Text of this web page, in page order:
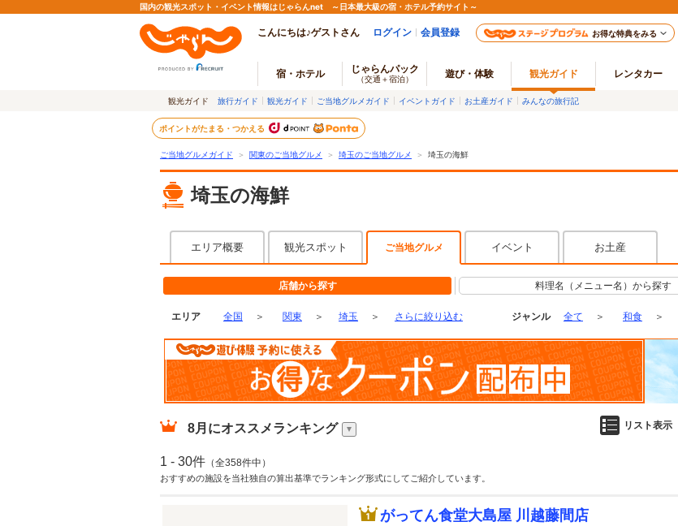
国内の観光スポット・イベント情報はじゃらんnet ～日本最大級の宿・ホテル予約サイト～
こんにちは♪ゲストさん ログイン 会員登録 お得な特典をみる
宿・ホテル じゃらんパック
（交通＋宿泊） 遊び・体験 観光ガイド レンタカー
観光ガイド 旅行ガイド 観光ガイド ご当地グルメガイド イベントガイド お土産ガイド みんなの旅行記
ポイントがたまる・つかえる
ご当地グルメガイド ＞ 関東のご当地グルメ ＞ 埼玉のご当地グルメ ＞ 埼玉の海鮮
埼玉の海鮮
エリア概要 観光スポット ご当地グルメ イベント お土産
店舗から探す 料理名（メニュー名）から探す
エリア 全国 ＞ 関東 ＞ 埼玉 ＞ さらに絞り込む ジャンル 全て ＞ 和食 ＞
8月 にオススメランキング リスト表示
1 - 30件 （全358件中）
おすすめの施設を当社独自の算出基準でランキング形式にしてご紹介しています。
がってん食堂大島屋 川越藤間店